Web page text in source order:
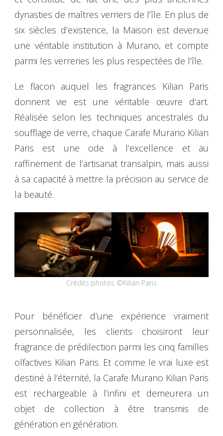
dynasties de maîtres verriers de l’île. En plus de
six siècles d’existence, la Maison est devenue
une véritable institution à Murano, et compte
parmi les verreries les plus respectées de l’île.
Le flacon auquel les fragrances Kilian Paris
donnent vie est une véritable œuvre d’art.
Réalisée selon les techniques ancestrales du
soufflage de verre, chaque Carafe Murano Kilian
Paris est une ode à l’excellence et au
raffinement de l’artisanat transalpin, mais aussi
à sa capacité à mettre la précision au service de
la beauté.
Crédits photos ©Kilian Paris
Pour bénéficier d’une expérience vraiment
personnalisée, les clients choisiront leur
fragrance de prédilection parmi les cinq familles
olfactives Kilian Paris. Et comme le vrai luxe est
destiné à l’éternité, la Carafe Murano Kilian Paris
est rechargeable à l’infini et demeurera un
objet de collection à être transmis de
génération en génération.